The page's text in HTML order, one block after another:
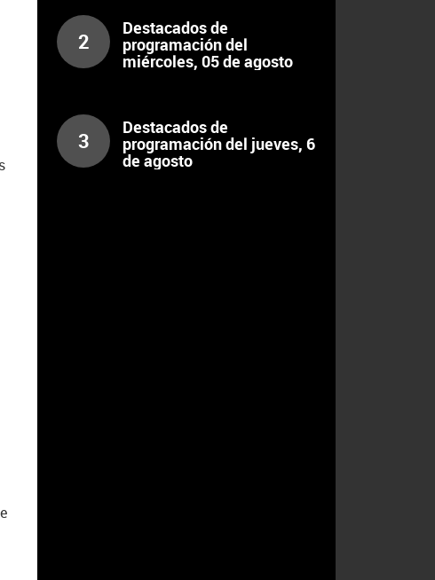
2
Destacados de
programación del
miércoles, 05 de agosto
3
Destacados de
programación del jueves, 6
de agosto